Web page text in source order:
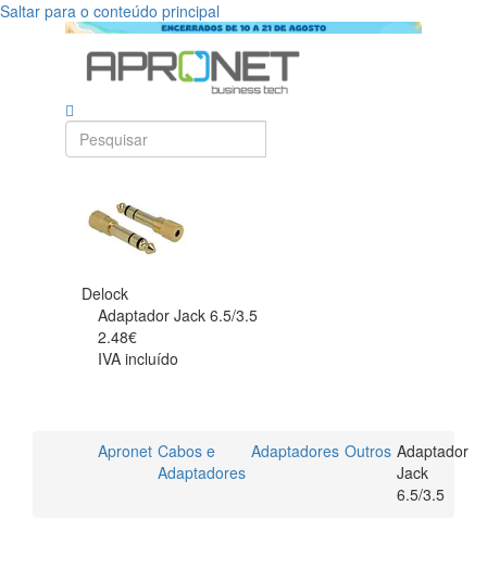
Saltar para o conteúdo principal
Delock
Adaptador Jack 6.5/3.5
2.48€
IVA incluído
Apronet Cabos e
Adaptadores
Adaptadores Outros Adaptador
Jack
6.5/3.5